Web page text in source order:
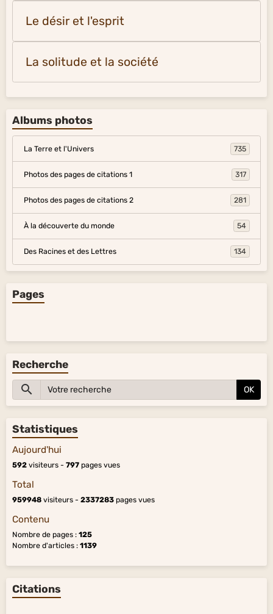
Le désir et l'esprit
La solitude et la société
Albums photos
La Terre et l'Univers 735
Photos des pages de citations 1 317
Photos des pages de citations 2 281
À la découverte du monde 54
Des Racines et des Lettres 134
Pages
Recherche
OK
Statistiques
Aujourd'hui
592 visiteurs - 797 pages vues
Total
959948 visiteurs - 2337283 pages vues
Contenu
Nombre de pages : 125
Nombre d'articles : 1139
Citations